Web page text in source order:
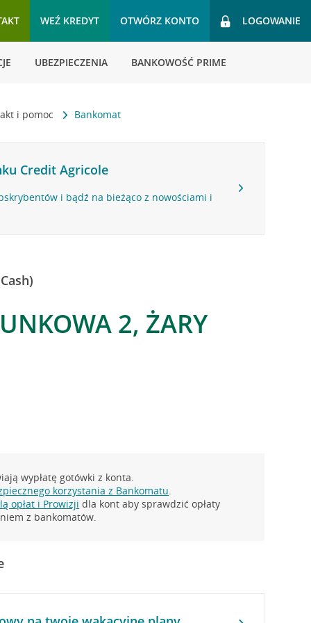
WEŹ KREDYT OTWÓRZ KONTO LOGOWANIE
UBEZPIECZENIA BANKOWOŚĆ PRIME
i pomoc Bankomat
Credit Agricole
i bądź na bieżąco z nowościami i
2, ŻARY
wypłatę gotówki z konta.
korzystania z Bankomatu.
opłat i Prowizji dla kont aby sprawdzić opłaty
z bankomatów.